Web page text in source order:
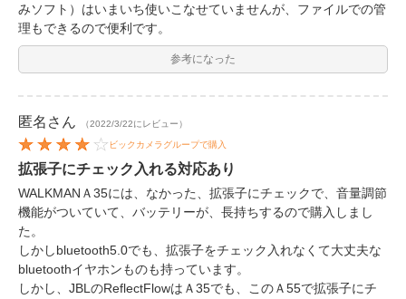
みソフト）はいまいち使いこなせていませんが、ファイルでの管
理もできるので便利です。
参考になった
匿名 さん （2022/3/22にレビュー）
ビックカメラグループで購入
拡張子にチェック入れる対応あり
WALKMANＡ35には、なかった、拡張子にチェックで、音量調節
機能がついていて、バッテリーが、長持ちするので購入しまし
た。
しかしbluetooth5.0でも、拡張子をチェック入れなくて大丈夫な
bluetoothイヤホンものも持っています。
しかし、JBLのReflectFlowはＡ35でも、このＡ55で拡張子にチ